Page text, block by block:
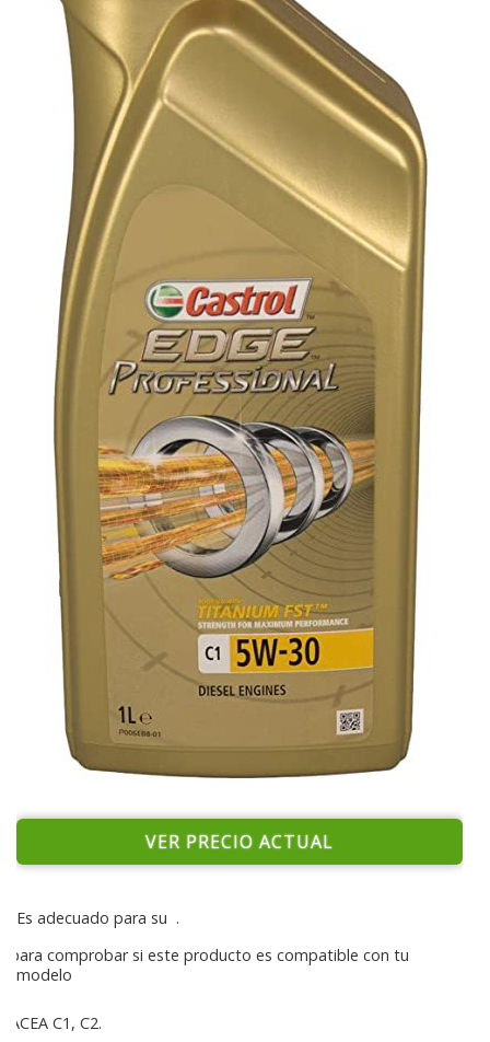
VER PRECIO ACTUAL
Es adecuado para su .
para comprobar si este producto es compatible con tu
modelo
ACEA C1, C2.